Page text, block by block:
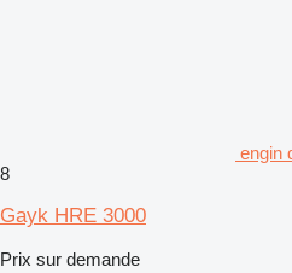
engin
8
Gayk HRE 3000
Prix sur demande